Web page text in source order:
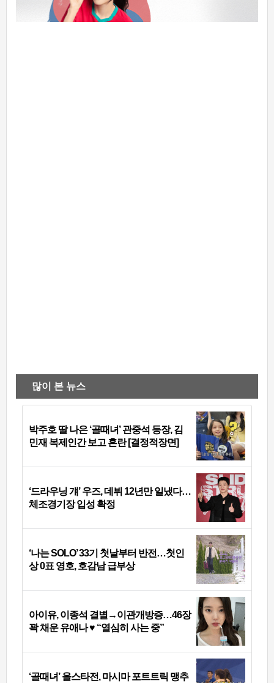
많이 본 뉴스
박주호 딸 나은 ‘골때녀’ 관중석 등장, 김
민재 복제인간 보고 혼란 [결정적장면]
‘드라우닝 걔’ 우즈, 데뷔 12년만 일냈다…
체조경기장 입성 확정
‘나는 SOLO’ 33기 첫날부터 반전…첫인
상 0표 영호, 호감남 급부상
아이유, 이종석 결별→이관개방증…46장
꽉 채운 유애나 ♥ “열심히 사는 중”
‘골때녀’ 올스타전, 마시마 포트트릭 맹추